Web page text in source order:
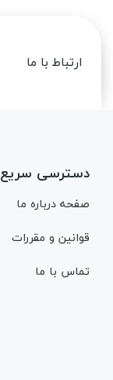
ارتباط با ما
دسترسی سریع
صفحه درباره ما
قوانین و مقررات
تماس با ما